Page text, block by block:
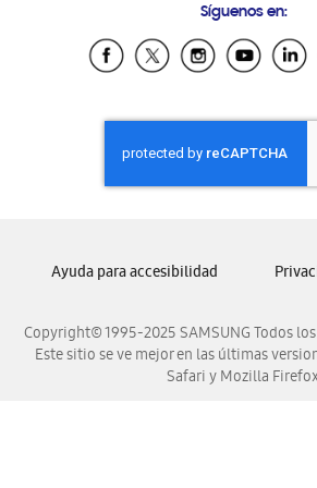
Samsung Ecuador
Samsung El
Samsung Honduras
Samsung Nicaragua
Samsung Panamá
Samsung Venezuela
Síguenos en:
Copyright© 1995-2025 SAMSUNG Todos
Este sitio se ve mejor en las últimas
Safari y Mozilla
Ayuda para accesibilidad